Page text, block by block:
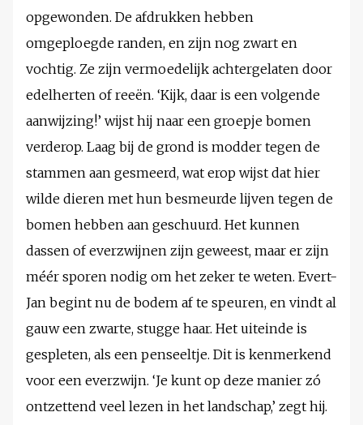
opgewonden. De afdrukken hebben
omgeploegde randen, en zijn nog zwart en
vochtig. Ze zijn vermoedelijk achtergelaten door
edelherten of reeën. ‘Kijk, daar is een volgende
aanwijzing!’ wijst hij naar een groepje bomen
verderop. Laag bij de grond is modder tegen de
stammen aan gesmeerd, wat erop wijst dat hier
wilde dieren met hun besmeurde lijven tegen de
bomen hebben aan geschuurd. Het kunnen
dassen of everzwijnen zijn geweest, maar er zijn
méér sporen nodig om het zeker te weten. Evert-
Jan begint nu de bodem af te speuren, en vindt al
gauw een zwarte, stugge haar. Het uiteinde is
gespleten, als een penseeltje. Dit is kenmerkend
voor een everzwijn. ‘Je kunt op deze manier zó
ontzettend veel lezen in het landschap,’ zegt hij.